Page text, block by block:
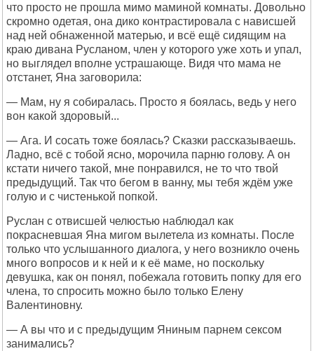
что просто не прошла мимо маминой комнаты. Довольно
скромно одетая, она дико контрастировала с нависшей
над ней обнаженной матерью, и всё ещё сидящим на
краю дивана Русланом, член у которого уже хоть и упал,
но выглядел вполне устрашающе. Видя что мама не
отстанет, Яна заговорила:
— Мам, ну я собиралась. Просто я боялась, ведь у него
вон какой здоровый...
— Ага. И сосать тоже боялась? Сказки рассказываешь.
Ладно, всё с тобой ясно, морочила парню голову. А он
кстати ничего такой, мне понравился, не то что твой
предыдущий. Так что бегом в ванну, мы тебя ждём уже
голую и с чистенькой попкой.
Руслан с отвисшей челюстью наблюдал как
покрасневшая Яна мигом вылетела из комнаты. После
только что услышанного диалога, у него возникло очень
много вопросов и к ней и к её маме, но поскольку
девушка, как он понял, побежала готовить попку для его
члена, то спросить можно было только Елену
Валентиновну.
— А вы что и с предыдущим Яниным парнем сексом
занимались?